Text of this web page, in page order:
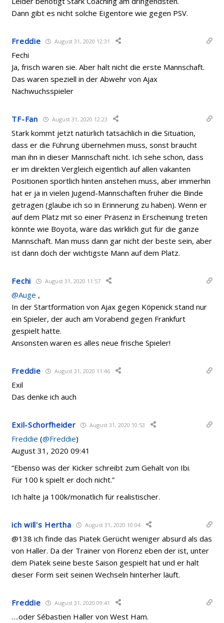
Dann gibt es nicht solche Eigentore wie gegen PSV.
Freddie August 31, 2020 12:31
Fechi
Ja, frisch waren sie. Aber halt nicht die erste Mannschaft.
Das waren speziell in der Abwehr von Ajax
Nachwuchsspieler
TF-Fan August 31, 2020 12:23
Stark kommt jetzt natürlich tatsächlich in die Situation,
dass er die Führung übernehmen muss, sonst braucht
man ihn in dieser Mannschaft nicht. Ich sehe schon, dass
er im direkten Vergleich eigentlich auf allen vakanten
Positionen sportlich hinten anstehen muss, aber immerhin
hat er ja in vielen Jugend-Mannschaften früher die Binde
getragen (glaube ich so in Erinnerung zu haben). Wenn er
auf dem Platz mit so einer Präsenz in Erscheinung treten
könnte wie Boyota, wäre das wirklich gut für die ganze
Mannschaft. Man muss dann gar nicht der beste sein, aber
ist dann doch der wichtigste Mann auf dem Platz.
Fechi August 31, 2020 11:57
@Auge ,
In der Startformation von Ajax gegen Köpenick stand nur
ein Spieler, der auch am Vorabend gegen Frankfurt
gespielt hatte.
Ansonsten waren es alles neue frische Spieler!
Freddie August 31, 2020 11:46
Exil
Das denke ich auch
Exil-Schorfheider August 31, 2020 10:53
Freddie (@Freddie)
August 31, 2020 09:41
“Ebenso was der Kicker schreibt zum Gehalt von Ibi.
Für 100 k spielt er doch nicht.”
Ich halte ja 100k/monatlich für realistischer.
ich will's Hertha August 31, 2020 10:04
@138 ich finde das Piatek Gerücht weniger absurd als das
von Haller. Da der Trainer von Florenz eben der ist, unter
dem Piatek seine beste Saison gespielt hat und er halt
dieser Form seit seinen Wechseln hinterher läuft.
Freddie August 31, 2020 09:41
….oder Sébastien Haller von West Ham.